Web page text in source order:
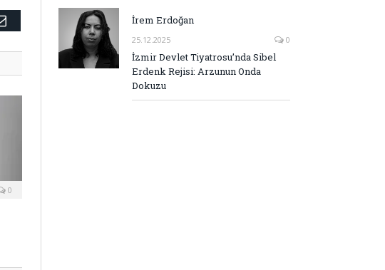
E-
0
İrem Erdoğan
25.12.2025 0
İzmir Devlet Tiyatrosu’nda Sibel
Erdenk Rejisi: Arzunun Onda
Dokuzu